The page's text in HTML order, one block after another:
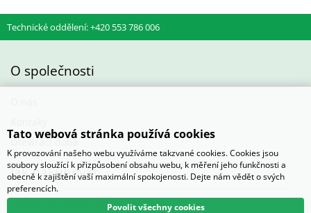
Technické oddělení: +420 553 786 006
O společnosti
Otevírací doba
Jak nakupovat
Tato webová stránka používá cookies
K provozování našeho webu využíváme takzvané cookies. Cookies jsou
soubory sloužící k přizpůsobení obsahu webu, k měření jeho funkčnosti a
obecně k zajištění vaší maximální spokojenosti. Dejte nám vědět o svých
preferencích.
Povolit všechny cookies